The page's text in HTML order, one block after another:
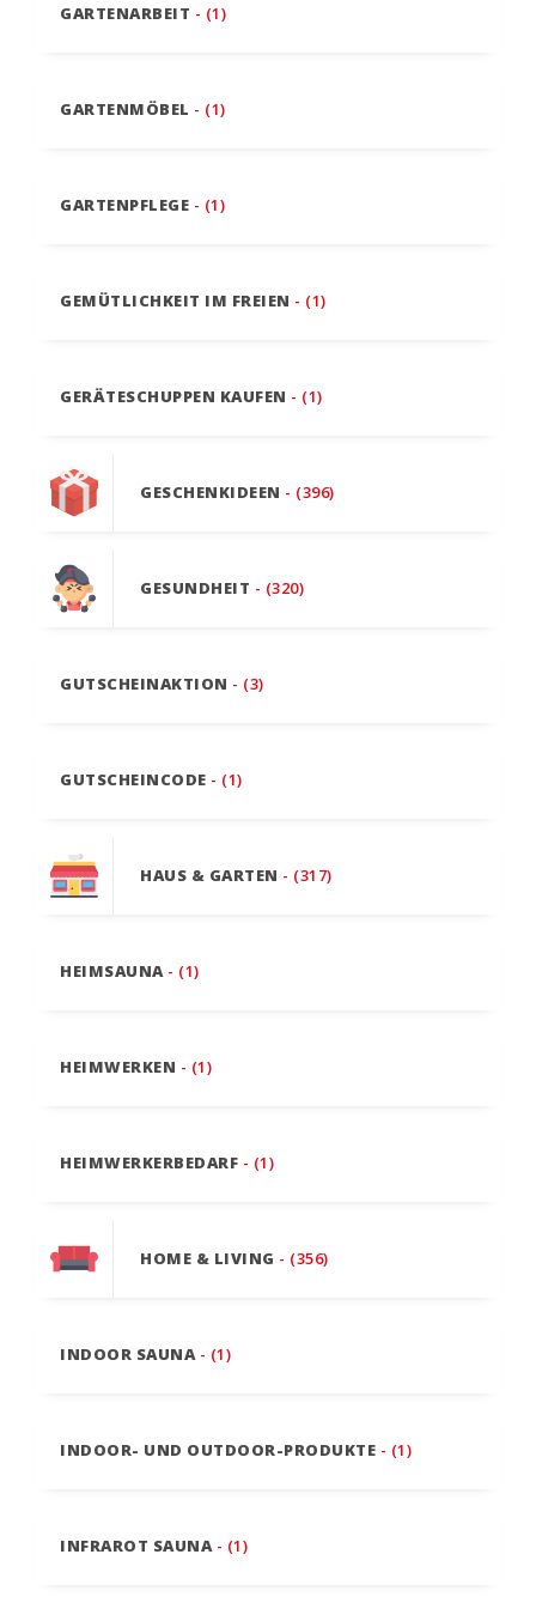
GARTENARBEIT - (1)
GARTENMÖBEL - (1)
GARTENPFLEGE - (1)
GEMÜTLICHKEIT IM FREIEN - (1)
GERÄTESCHUPPEN KAUFEN - (1)
GESCHENKIDEEN - (396)
GESUNDHEIT - (320)
GUTSCHEINAKTION - (3)
GUTSCHEINCODE - (1)
HAUS & GARTEN - (317)
HEIMSAUNA - (1)
HEIMWERKEN - (1)
HEIMWERKERBEDARF - (1)
HOME & LIVING - (356)
INDOOR SAUNA - (1)
INDOOR- UND OUTDOOR-PRODUKTE - (1)
INFRAROT SAUNA - (1)